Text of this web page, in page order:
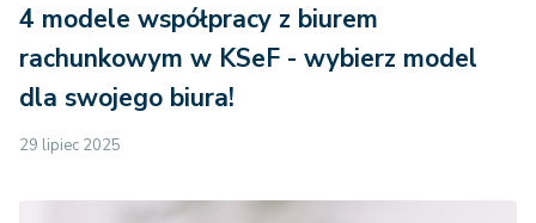
4 modele współpracy z biurem
rachunkowym w KSeF - wybierz model
dla swojego biura!
29 lipiec 2025